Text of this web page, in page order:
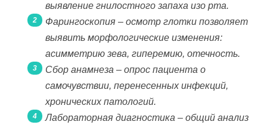
выявление гнилостного запаха изо рта.
Фарингоскопия – осмотр глотки позволяет
выявить морфологические изменения:
асимметрию зева, гиперемию, отечность.
Сбор анамнеза – опрос пациента о
самочувствии, перенесенных инфекций,
хронических патологий.
Лабораторная диагностика – общий анализ